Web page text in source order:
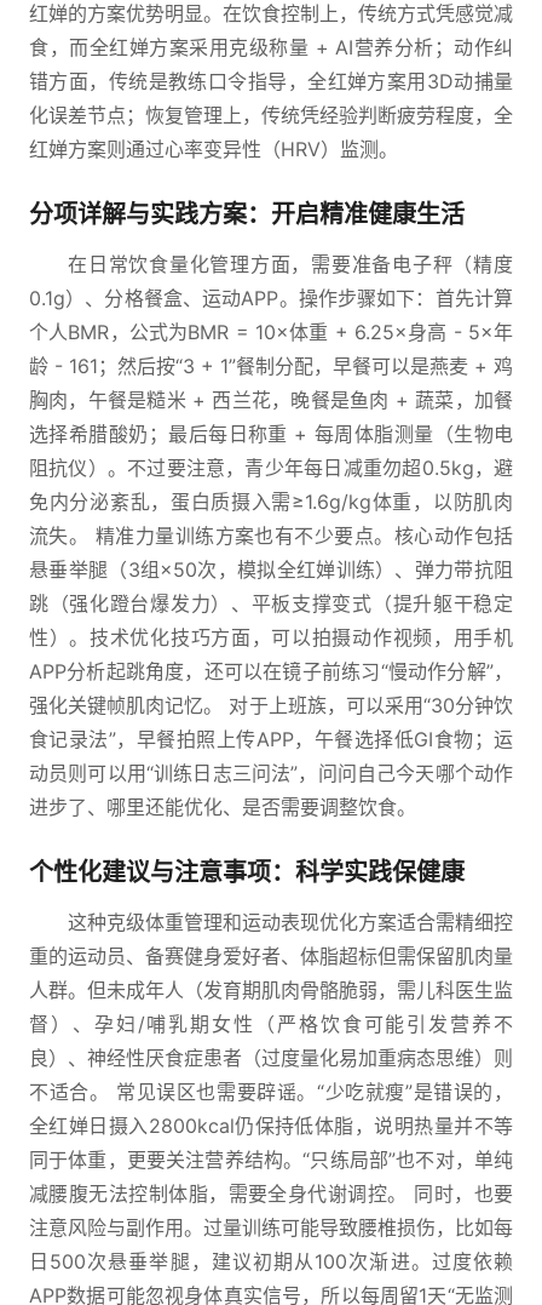
红婵的方案优势明显。在饮食控制上，传统方式凭感觉减
食，而全红婵方案采用克级称量 + AI营养分析；动作纠
错方面，传统是教练口令指导，全红婵方案用3D动捕量
化误差节点；恢复管理上，传统凭经验判断疲劳程度，全
红婵方案则通过心率变异性（HRV）监测。
分项详解与实践方案：开启精准健康生活
在日常饮食量化管理方面，需要准备电子秤（精度
0.1g）、分格餐盒、运动APP。操作步骤如下：首先计算
个人BMR，公式为BMR = 10×体重 + 6.25×身高 - 5×年
龄 - 161；然后按“3 + 1”餐制分配，早餐可以是燕麦 + 鸡
胸肉，午餐是糙米 + 西兰花，晚餐是鱼肉 + 蔬菜，加餐
选择希腊酸奶；最后每日称重 + 每周体脂测量（生物电
阻抗仪）。不过要注意，青少年每日减重勿超0.5kg，避
免内分泌紊乱，蛋白质摄入需≥1.6g/kg体重，以防肌肉
流失。 精准力量训练方案也有不少要点。核心动作包括
悬垂举腿（3组×50次，模拟全红婵训练）、弹力带抗阻
跳（强化蹬台爆发力）、平板支撑变式（提升躯干稳定
性）。技术优化技巧方面，可以拍摄动作视频，用手机
APP分析起跳角度，还可以在镜子前练习“慢动作分解”，
强化关键帧肌肉记忆。 对于上班族，可以采用“30分钟饮
食记录法”，早餐拍照上传APP，午餐选择低GI食物；运
动员则可以用“训练日志三问法”，问问自己今天哪个动作
进步了、哪里还能优化、是否需要调整饮食。
个性化建议与注意事项：科学实践保健康
这种克级体重管理和运动表现优化方案适合需精细控
重的运动员、备赛健身爱好者、体脂超标但需保留肌肉量
人群。但未成年人（发育期肌肉骨骼脆弱，需儿科医生监
督）、孕妇/哺乳期女性（严格饮食可能引发营养不
良）、神经性厌食症患者（过度量化易加重病态思维）则
不适合。 常见误区也需要辟谣。“少吃就瘦”是错误的，
全红婵日摄入2800kcal仍保持低体脂，说明热量并不等
同于体重，更要关注营养结构。“只练局部”也不对，单纯
减腰腹无法控制体脂，需要全身代谢调控。 同时，也要
注意风险与副作用。过量训练可能导致腰椎损伤，比如每
日500次悬垂举腿，建议初期从100次渐进。过度依赖
APP数据可能忽视身体真实信号，所以每周留1天“无监测